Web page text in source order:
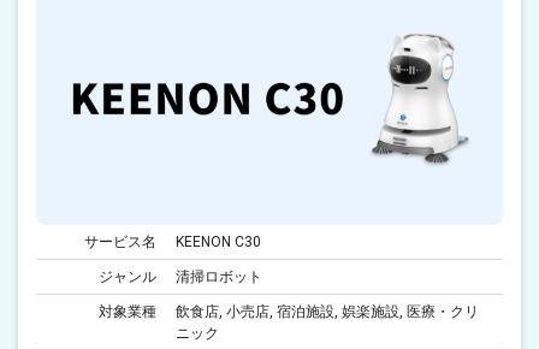
サービス名 KEENON C30
ジャンル 清掃ロボット
対象業種
飲食店, 小売店, 宿泊施設, 娯楽施設, 医療・クリ
ニック